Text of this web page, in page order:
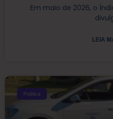
Em maio de 2026, o
LEIA
Política